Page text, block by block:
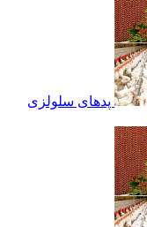
پدهای سلولزی